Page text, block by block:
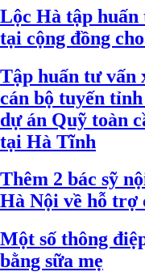
Lộc Hà tập huấn
tại cộng đồng
Tập huấn tư vấn
cán bộ tuyến
dự án Quỹ toàn
tại Hà Tĩnh
Thêm 2 bác sỹ
Hà Nội về hỗ trợ
Một số thông
bằng sữa mẹ